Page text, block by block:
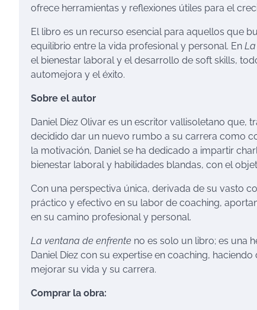
ofrece herramientas y reflexiones útiles para el
El libro es un recurso esencial para aquellos que
equilibrio entre la vida profesional y personal. En
el bienestar laboral y el desarrollo de soft skills,
automejora y el éxito.
Sobre el autor
Daniel Díez Olivar es un escritor vallisoletano que,
decidido dar un nuevo rumbo a su carrera como
la motivación, Daniel se ha dedicado a impartir
bienestar laboral y habilidades blandas, con el
Con una perspectiva única, derivada de su vasto
práctico y efectivo en su labor de coaching,
en su camino profesional y personal.
La ventana de enfrente no es solo un libro; es una
Daniel Díez con su expertise en coaching,
mejorar su vida y su carrera.
Comprar la obra: